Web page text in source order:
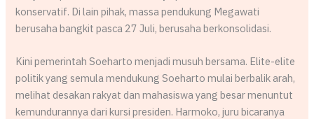
konservatif. Di lain pihak, massa pendukung Megawati
berusaha bangkit pasca 27 Juli, berusaha berkonsolidasi.
Kini pemerintah Soeharto menjadi musuh bersama. Elite-elite
politik yang semula mendukung Soeharto mulai berbalik arah,
melihat desakan rakyat dan mahasiswa yang besar menuntut
kemundurannya dari kursi presiden. Harmoko, juru bicaranya